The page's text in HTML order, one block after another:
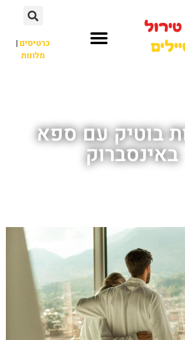
כרטיסים|
מלונות
בוטיק עם ספא
באינסברוק